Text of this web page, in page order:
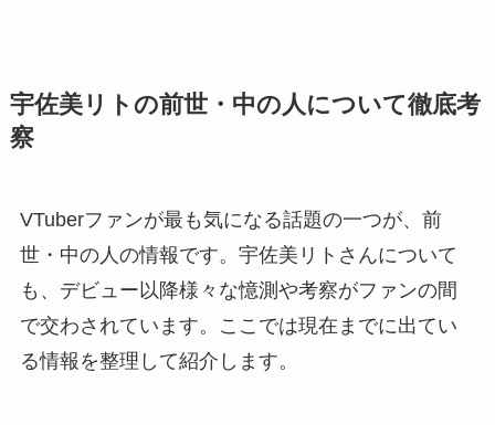
宇佐美リトの前世・中の人について徹底考
察
VTuberファンが最も気になる話題の一つが、前
世・中の人の情報です。宇佐美リトさんについて
も、デビュー以降様々な憶測や考察がファンの間
で交わされています。ここでは現在までに出てい
る情報を整理して紹介します。